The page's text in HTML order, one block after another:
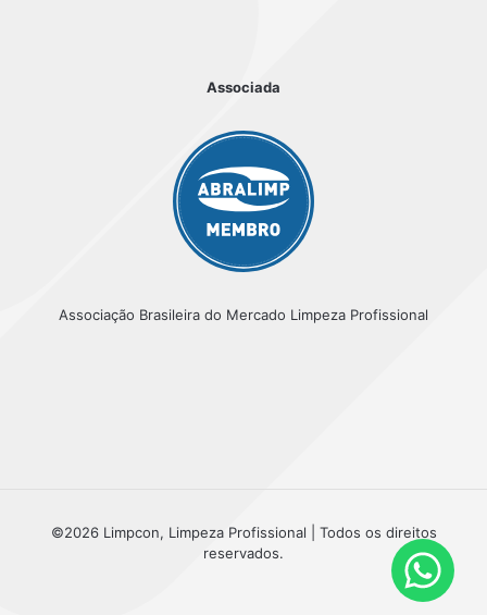
Associada
Associação Brasileira do Mercado Limpeza Profissional
©2026 Limpcon, Limpeza Profissional | Todos os direitos
reservados.